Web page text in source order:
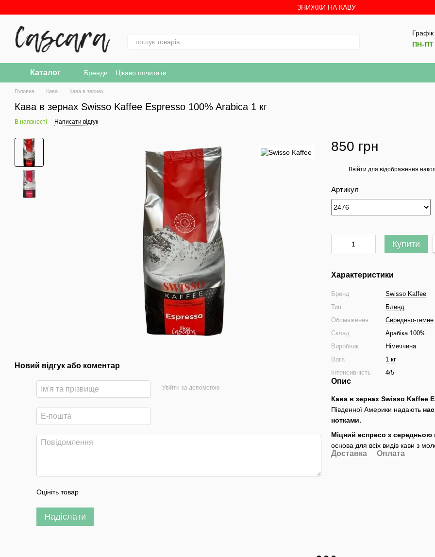
ЗНИЖКИ НА КАВУ
ПН-ПТ
Каталог Бренди Цікаво почитати
Головна Кава Кава в зернах
Кава в зернах Swisso Kaffee Espresso 100% Arabica 1 кг
В наявності Написати відгук
Новий відгук або коментар
Увійти за допомогою
Оцініть товар
Надіслати
850 грн
Ввійти для відображення
Артикул
Купити
Характеристики
Бренд
Swisso Kaffee
Тип
Бленд
Обсмаження
Середньо-темне
Склад
Арабіка 100%
Виробник
Німеччина
Вага
1 кг
Інтенсивність
4/5
Опис
Кава в зернах Swisso Kaffee
Південної Америки надають
нотками.
Міцний еспресо з середньою
основа для всіх видів кави з
Доставка Оплата